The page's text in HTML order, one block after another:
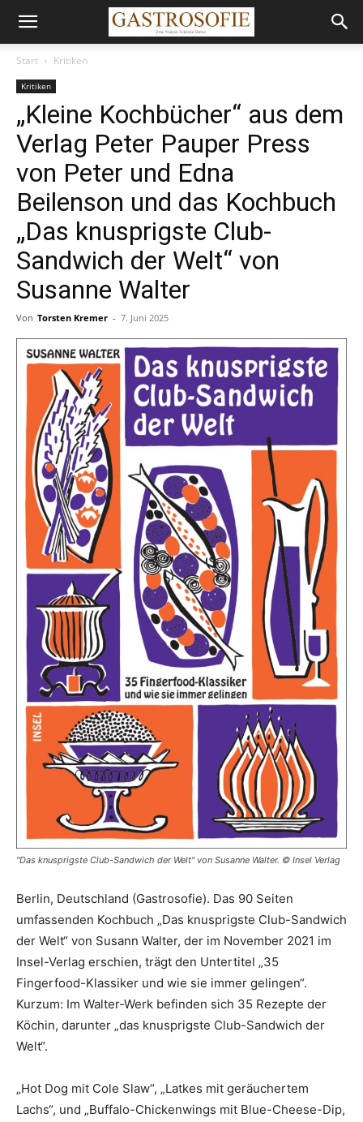
Start Kritiken
Kritiken
„Kleine Kochbücher“ aus dem
Verlag Peter Pauper Press
von Peter und Edna
Beilenson und das Kochbuch
„Das knusprigste Club-
Sandwich der Welt“ von
Susanne Walter
Von Torsten Kremer - 7. Juni 2025
"Das knusprigste Club-Sandwich der Welt" von Susanne Walter. © Insel Verlag
Berlin, Deutschland (Gastrosofie). Das 90 Seiten
umfassenden Kochbuch „Das knusprigste Club-Sandwich
der Welt“ von Susann Walter, der im November 2021 im
Insel-Verlag erschien, trägt den Untertitel „35
Fingerfood-Klassiker und wie sie immer gelingen“.
Kurzum: Im Walter-Werk befinden sich 35 Rezepte der
Köchin, darunter „das knusprigste Club-Sandwich der
Welt“.
„Hot Dog mit Cole Slaw“, „Latkes mit geräuchertem
Lachs“, und „Buffalo-Chickenwings mit Blue-Cheese-Dip,